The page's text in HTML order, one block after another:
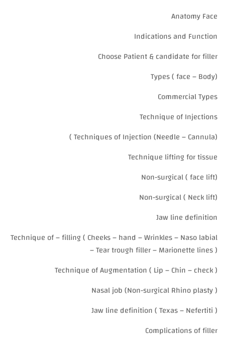
Anatomy Face
Indications and Function
Choose Patient & candidate for filler
Types ( face – Body)
Commercial Types
Technique of Injections
Techniques of Injection (Needle – Cannula) )
Technique lifting for tissue
(Non-surgical ( face lift
(Non-surgical ( Neck lift
Jaw line definition
Technique of – filling ( Cheeks – hand – Wrinkles – Naso labial
– Tear trough filler – Marionette lines )
Technique of Augmentation ( Lip – Chin – check )
Nasal job (Non-surgical Rhino plasty )
Jaw line definition ( Texas – Nefertiti )
Complications of filler